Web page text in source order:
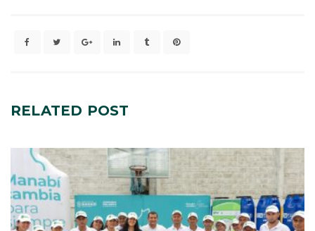
RELATED POST